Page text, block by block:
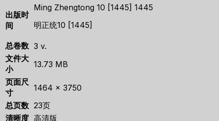
出版时
间
Ming Zhengtong 10 [1445] 1445
明正统10 [1445]
总卷数 3 v.
文件大
小
13.73 MB
页面尺
寸
1464 × 3750
总页数 23页
清晰度 高清版